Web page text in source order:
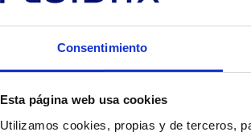
Consentimiento
Esta página web usa cookies
Utilizamos cookies, propias y de terceros,